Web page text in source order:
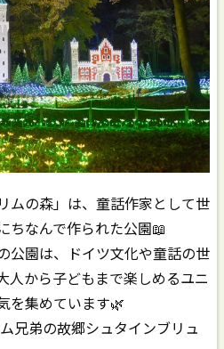
ムの森」は、童話作家として世
ちなんで作られた公園📖
公園は、ドイツ文化や童話の世
人から子どもまで楽しめるユニ
を集めています🌿
兄弟の故郷シュタインブリュ